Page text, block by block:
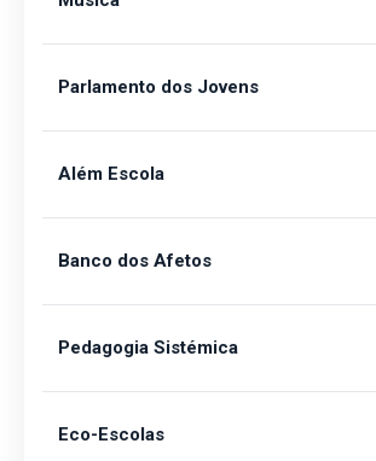
Parlamento dos Jovens
Além Escola
Banco dos Afetos
Pedagogia Sistémica
Eco-Escolas